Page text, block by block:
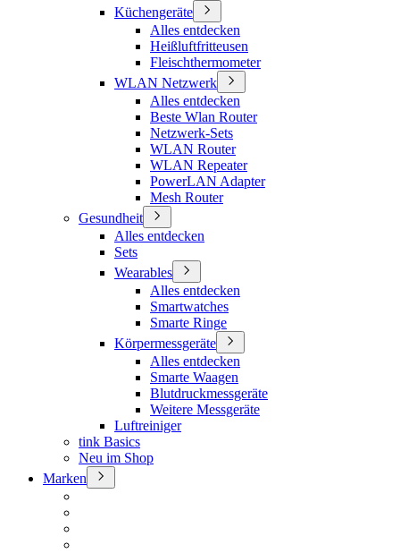
Küchengeräte
Alles entdecken
Heißluftfritteusen
Fleischthermometer
WLAN Netzwerk
Alles entdecken
Beste Wlan Router
Netzwerk-Sets
WLAN Router
WLAN Repeater
PowerLAN Adapter
Mesh Router
Gesundheit
Alles entdecken
Sets
Wearables
Alles entdecken
Smartwatches
Smarte Ringe
Körpermessgeräte
Alles entdecken
Smarte Waagen
Blutdruckmessgeräte
Weitere Messgeräte
Luftreiniger
tink Basics
Neu im Shop
Marken